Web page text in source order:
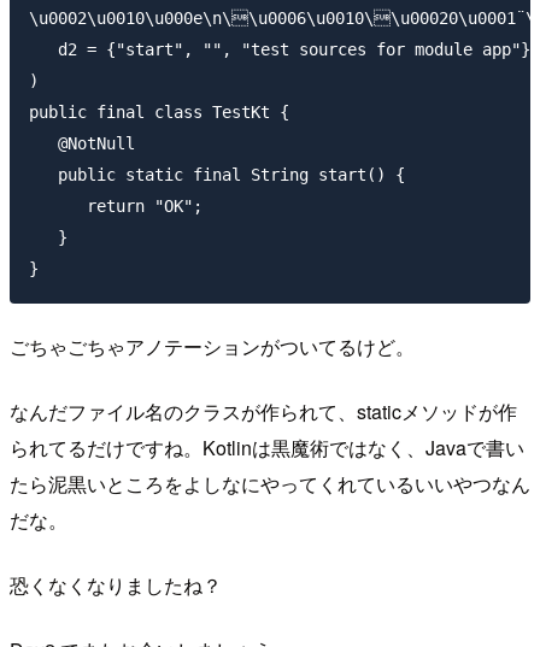
   d2 = {"start", "", "test sources for module app"}
)
public final class TestKt {
   @NotNull
   public static final String start() {
      return "OK";
   }
ごちゃごちゃアノテーションがついてるけど。
なんだファイル名のクラスが作られて、staticメソッドが作
られてるだけですね。Kotlinは黒魔術ではなく、Javaで書い
たら泥黒いところをよしなにやってくれているいいやつなん
だな。
恐くなくなりましたね？